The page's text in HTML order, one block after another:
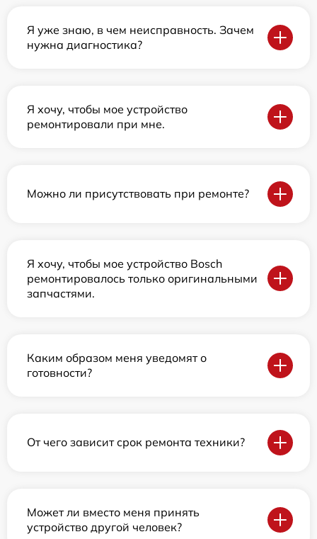
Я уже знаю, в чем неисправность. Зачем
нужна диагностика?
Я хочу, чтобы мое устройство
ремонтировали при мне.
Можно ли присутствовать при ремонте?
Я хочу, чтобы мое устройство Bosch
ремонтировалось только оригинальными
запчастями.
Каким образом меня уведомят о
готовности?
От чего зависит срок ремонта техники?
Может ли вместо меня принять
устройство другой человек?